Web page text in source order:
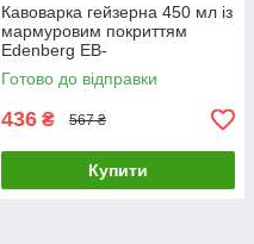
Кавоварка гейзерна 450 мл із
мармуровим покриттям
Edenberg EB-
3786/ Кавоварка на газову
плиту
Готово до відправки
436 ₴ 567 ₴
Купити